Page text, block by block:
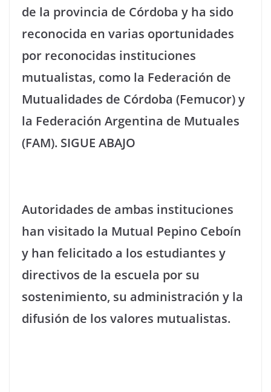
de la provincia de Córdoba y ha sido
reconocida en varias oportunidades
por reconocidas instituciones
mutualistas, como la Federación de
Mutualidades de Córdoba (Femucor) y
la Federación Argentina de Mutuales
(FAM). SIGUE ABAJO
Autoridades de ambas instituciones
han visitado la Mutual Pepino Ceboín
y han felicitado a los estudiantes y
directivos de la escuela por su
sostenimiento, su administración y la
difusión de los valores mutualistas.